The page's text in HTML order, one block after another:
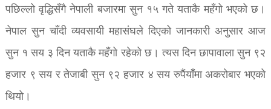
पछिल्लो वृद्धिसँगै नेपाली बजारमा सुन १५ गते यताकै महँगो भएको छ।
नेपाल सुन चाँदी व्यवसायी महासंघले दिएको जानकारी अनुसार आज
सुन १ सय ३ दिन यताकै महँगो रहेको छ। त्यस दिन छापावाला सुन ९२
हजार ९ सय र तेजाबी सुन ९२ हजार ४ सय रुपैंयाँमा अकरोबार भएको
थियो।